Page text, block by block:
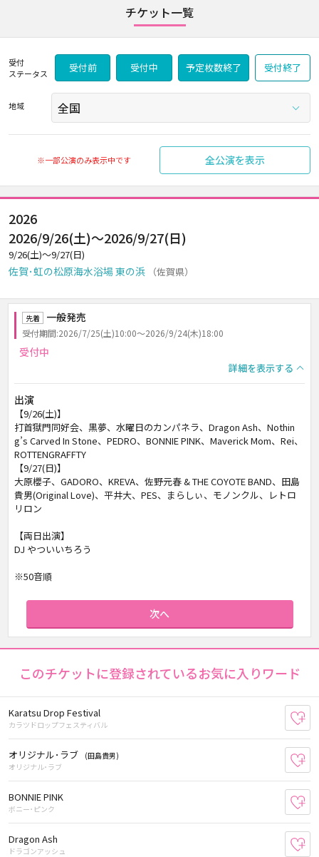
チケット一覧
受付
ステータス
受付前 受付中 予定枚数終了 受付終了
地域
※一部公演のみ表示中です 全公演を表示
2026
2026/9/26(土)～2026/9/27(日)
9/26(土)～9/27(日)
佐賀･虹の松原海水浴場 東の浜 （佐賀県）
先着 一般発売
受付期間:2026/7/25(土)10:00～2026/9/24(木)18:00
受付中
詳細を表示する
出演
【9/26(土)】
打首獄門同好会、黒夢、水曜日のカンパネラ、Dragon Ash、Nothin
g’s Carved In Stone、PEDRO、BONNIE PINK、Maverick Mom、Rei、
ROTTENGRAFFTY
【9/27(日)】
大原櫻子、GADORO、KREVA、佐野元春 & THE COYOTE BAND、田島
貴男(Original Love)、平井大、PES、まらしぃ、モノンクル、レトロ
リロン
【両日出演】
DJ やついいちろう
※50音順
次へ
このチケットに登録されているお気に入りワード
Karatsu Drop Festival
カラツドロップフェスティバル
オリジナル･ラブ
(田島貴男)
オリジナル･ラブ
BONNIE PINK
ボニー･ピンク
Dragon Ash
ドラゴンアッシュ